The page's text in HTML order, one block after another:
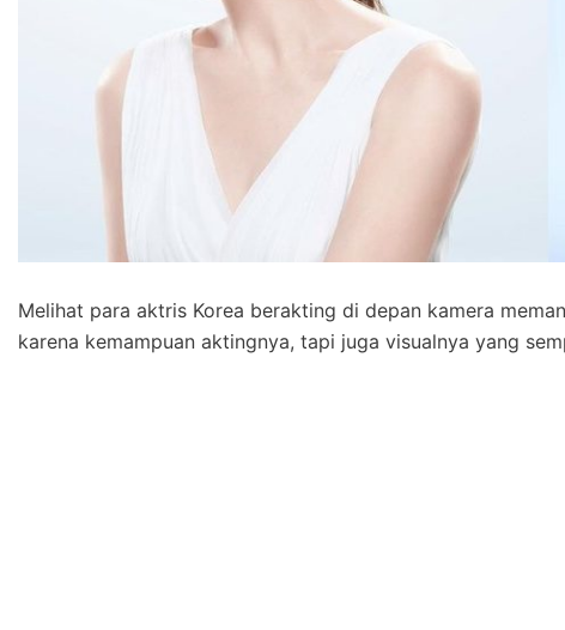
Melihat para aktris Korea berakting di depan kamera
karena kemampuan aktingnya, tapi juga visualnya yang